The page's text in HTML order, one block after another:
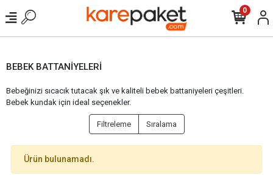
0
BEBEK BATTANİYELERİ
Bebeğinizi sıcacık tutacak şık ve kaliteli bebek battaniyeleri çeşitleri.
Bebek kundak için ideal seçenekler.
Filtreleme Sıralama
Ürün bulunamadı.